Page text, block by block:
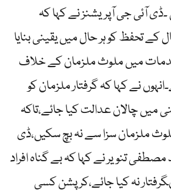
آئی جی آپریشنز نے کہا کہ
کے تحفظ کو ہر حال میں یقینی بنایا
میں ملوث ملزمان کے خلاف
نے کہا کہ گرفتار ملزمان کو
میں چالان عدالت کیا جائے،تاکہ
ملزمان سزا سے نہ بچ سکیں،ڈی
تنویر نے کہا کہ بے گناہ افراد
نہ کیا جائے،کرپشن کسی